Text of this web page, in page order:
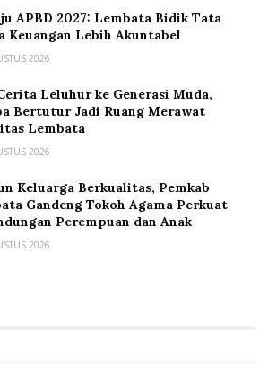
APBD 2027: Lembata Bidik Tata
Keuangan Lebih Akuntabel
2026
Leluhur ke Generasi Muda,
Bertutur Jadi Ruang Merawat
Lembata
2026
Keluarga Berkualitas, Pemkab
Gandeng Tokoh Agama Perkuat
Perempuan dan Anak
2026